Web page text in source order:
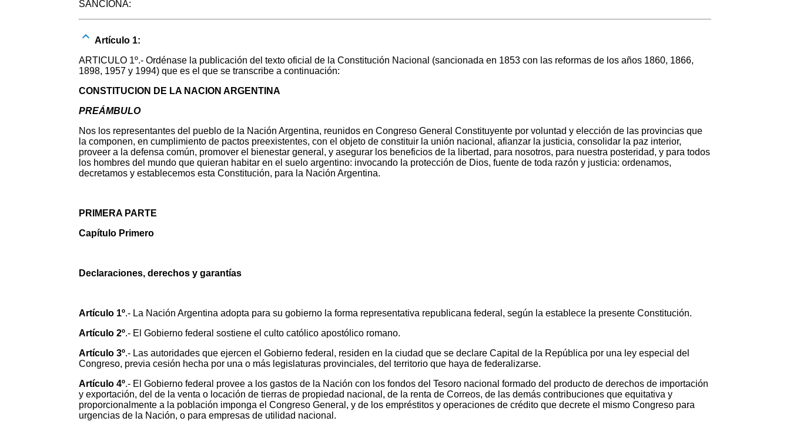
SANCIONA:
Artículo 1:
ARTICULO 1º.- Ordénase la publicación del texto oficial de la Constitución Nacional (sancionada en 1853 con las reformas de los años 1860, 1866,
1898, 1957 y 1994) que es el que se transcribe a continuación:
CONSTITUCION DE LA NACION ARGENTINA
PREÁMBULO
Nos los representantes del pueblo de la Nación Argentina, reunidos en Congreso General Constituyente por voluntad y elección de las provincias que
la componen, en cumplimiento de pactos preexistentes, con el objeto de constituir la unión nacional, afianzar la justicia, consolidar la paz interior,
proveer a la defensa común, promover el bienestar general, y asegurar los beneficios de la libertad, para nosotros, para nuestra posteridad, y para todos
los hombres del mundo que quieran habitar en el suelo argentino: invocando la protección de Dios, fuente de toda razón y justicia: ordenamos,
decretamos y establecemos esta Constitución, para la Nación Argentina.
PRIMERA PARTE
Capítulo Primero
Declaraciones, derechos y garantías
Artículo 1º.- La Nación Argentina adopta para su gobierno la forma representativa republicana federal, según la establece la presente Constitución.
Artículo 2º.- El Gobierno federal sostiene el culto católico apostólico romano.
Artículo 3º.- Las autoridades que ejercen el Gobierno federal, residen en la ciudad que se declare Capital de la República por una ley especial del
Congreso, previa cesión hecha por una o más legislaturas provinciales, del territorio que haya de federalizarse.
Artículo 4º.- El Gobierno federal provee a los gastos de la Nación con los fondos del Tesoro nacional formado del producto de derechos de importación
y exportación, del de la venta o locación de tierras de propiedad nacional, de la renta de Correos, de las demás contribuciones que equitativa y
proporcionalmente a la población imponga el Congreso General, y de los empréstitos y operaciones de crédito que decrete el mismo Congreso para
urgencias de la Nación, o para empresas de utilidad nacional.